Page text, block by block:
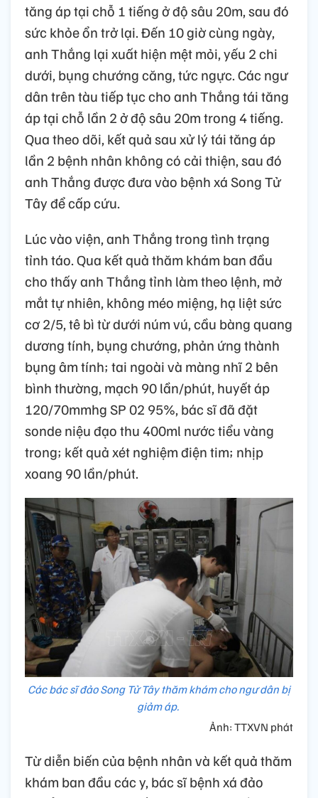
tăng áp tại chỗ 1 tiếng ở độ sâu 20m, sau đó
sức khỏe ổn trở lại. Đến 10 giờ cùng ngày,
anh Thắng lại xuất hiện mệt mỏi, yếu 2 chi
dưới, bụng chướng căng, tức ngực. Các ngư
dân trên tàu tiếp tục cho anh Thắng tái tăng
áp tại chỗ lần 2 ở độ sâu 20m trong 4 tiếng.
Qua theo dõi, kết quả sau xử lý tái tăng áp
lần 2 bệnh nhân không có cải thiện, sau đó
anh Thắng được đưa vào bệnh xá Song Tử
Tây để cấp cứu.
Lúc vào viện, anh Thắng trong tình trạng
tỉnh táo. Qua kết quả thăm khám ban đầu
cho thấy anh Thắng tỉnh làm theo lệnh, mở
mắt tự nhiên, không méo miệng, hạ liệt sức
cơ 2/5, tê bì từ dưới núm vú, cầu bàng quang
dương tính, bụng chướng, phản ứng thành
bụng âm tính; tai ngoài và màng nhĩ 2 bên
bình thường, mạch 90 lần/phút, huyết áp
120/70mmhg SP 02 95%, bác sĩ đã đặt
sonde niệu đạo thu 400ml nước tiểu vàng
trong; kết quả xét nghiệm điện tim; nhịp
xoang 90 lần/phút.
Các bác sĩ đảo Song Tử Tây thăm khám cho ngư dân bị
giảm áp.
Ảnh: TTXVN phát
Từ diễn biến của bệnh nhân và kết quả thăm
khám ban đầu các y, bác sĩ bệnh xá đảo